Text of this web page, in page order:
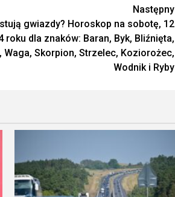
Następny
gwiazdy? Horoskop na sobotę, 12
roku dla znaków: Baran, Byk, Bliźnięta,
Waga, Skorpion, Strzelec, Koziorożec,
Wodnik i Ryby